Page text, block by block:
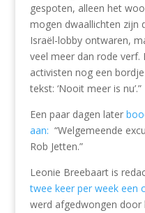
gespoten, alleen het
mogen dwaallichten zijn
Israël-lobby ontwaren,
veel meer dan rode verf.
activisten nog een
tekst: ‘Nooit meer is nu’.”
Een paar dagen later
aan: “Welgemeende
Rob Jetten.”
Leonie Breebaart is
twee keer per week een
werd afgedwongen door